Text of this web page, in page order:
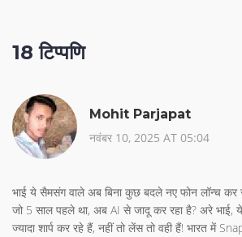
18 टिप्पणि
Mohit Parjapat
नवंबर 10, 2025 AT 05:04
भाई ये सैमसंग वाले अब बिना कुछ बदले नए फोन लॉन्च
जो 5 साल पहले था, अब AI से जादू कर रहा है? अरे भाई,
ज्यादा शार्प कर रहे हैं, नहीं तो लेंस तो वही हैं! भारत में